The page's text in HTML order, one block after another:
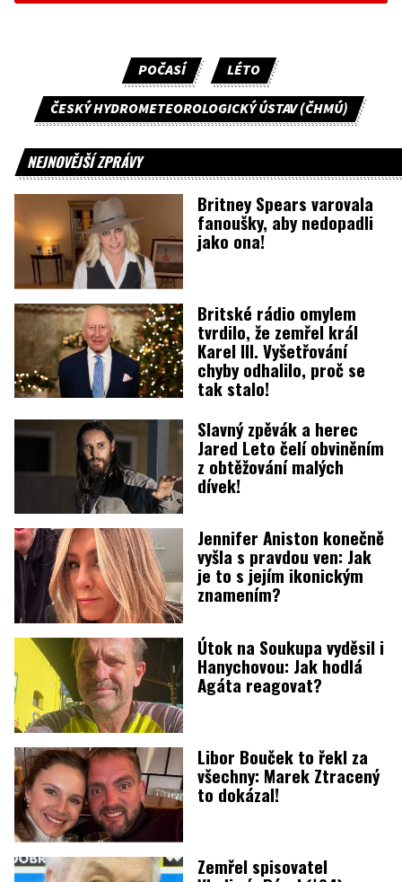
POČASÍ LÉTO
ČESKÝ HYDROMETEOROLOGICKÝ ÚSTAV (ČHMÚ)
NEJNOVĚJŠÍ ZPRÁVY
Britney Spears varovala
fanoušky, aby nedopadli
jako ona!
Britské rádio omylem
tvrdilo, že zemřel král
Karel III. Vyšetřování
chyby odhalilo, proč se
tak stalo!
Slavný zpěvák a herec
Jared Leto čelí obviněním
z obtěžování malých
dívek!
Jennifer Aniston konečně
vyšla s pravdou ven: Jak
je to s jejím ikonickým
znamením?
Útok na Soukupa vyděsil i
Hanychovou: Jak hodlá
Agáta reagovat?
Libor Bouček to řekl za
všechny: Marek Ztracený
to dokázal!
Zemřel spisovatel